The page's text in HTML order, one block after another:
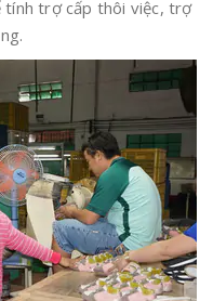
tính trợ cấp thôi việc, trợ